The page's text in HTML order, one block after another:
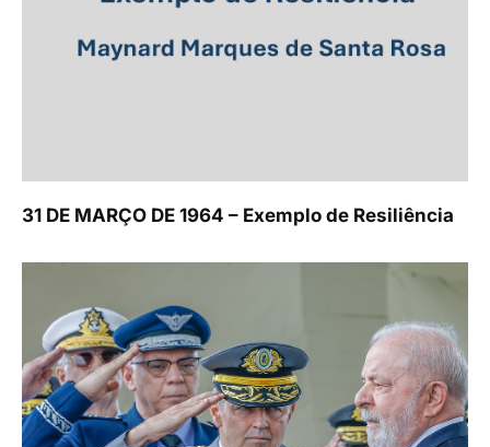
31 DE MARÇO DE 1964 – Exemplo de Resiliência